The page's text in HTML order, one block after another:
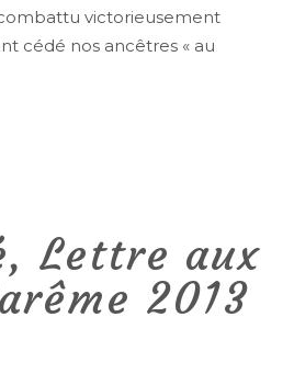
victorieusement
cédé nos ancêtres « au
Lettre aux
2013